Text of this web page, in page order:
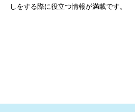
しをする際に役立つ情報が満載です。